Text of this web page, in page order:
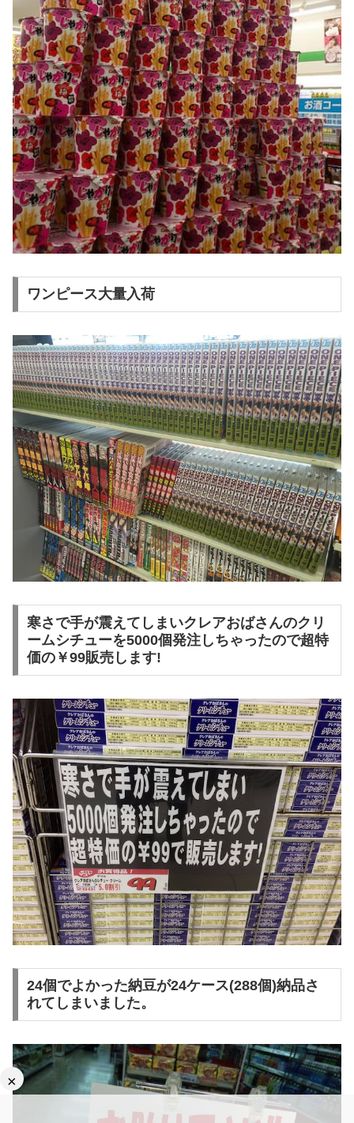
×
ワンピース大量入荷
寒さで手が震えてしまいクレアおばさんのクリ
ームシチューを5000個発注しちゃったので超特
価の￥99販売します!
24個でよかった納豆が24ケース(288個)納品さ
れてしまいました。